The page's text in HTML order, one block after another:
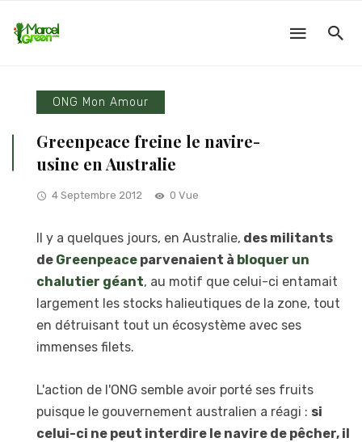
ONG Mon Amour
Greenpeace freine le navire-
usine en Australie
4 Septembre 2012 0 Vue
Il y a quelques jours, en Australie, des militants
de Greenpeace parvenaient à bloquer un
chalutier géant, au motif que celui-ci entamait
largement les stocks halieutiques de la zone, tout
en détruisant tout un écosystème avec ses
immenses filets.
L'action de l'ONG semble avoir porté ses fruits
puisque le gouvernement australien a réagi : si
celui-ci ne peut interdire le navire de pêcher, il